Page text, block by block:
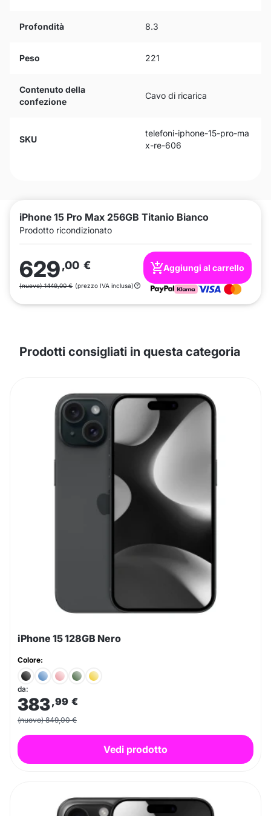
iPhone 15 Pro Max 256GB Titanio Bianco
Prodotto ricondizionato
629,00 €
(nuovo) 1449,00 € (prezzo IVA inclusa)
Aggiungi al carrello
Profondità 8.3
Peso 221
Contenuto della
confezione
Cavo di ricarica
SKU
telefoni-iphone-15-pro-ma
x-re-606
Prodotti consigliati in questa categoria
iPhone 15 128GB Nero
Colore:
da:
383,99 €
(nuovo) 849,00 €
Vedi prodotto